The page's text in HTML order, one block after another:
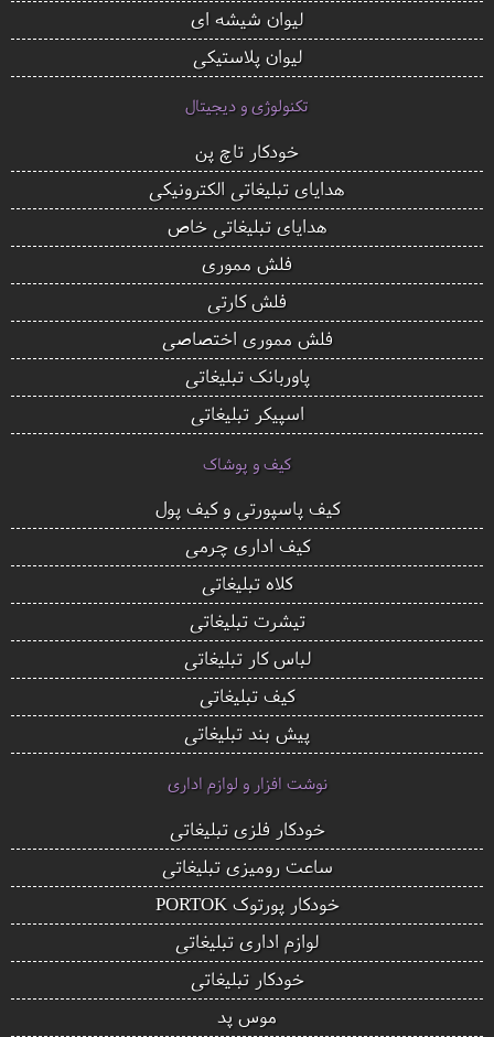
لیوان شیشه ای
لیوان پلاستیکی
تکنولوژی و دیجیتال
خودکار تاچ پن
هدایای تبلیغاتی الکترونیکی
هدایای تبلیغاتی خاص
فلش مموری
فلش کارتی
فلش مموری اختصاصی
پاوربانک تبلیغاتی
اسپیکر تبلیغاتی
کیف و پوشاک
کیف پاسپورتی و کیف پول
کیف اداری چرمی
کلاه تبلیغاتی
تیشرت تبلیغاتی
لباس کار تبلیغاتی
کیف تبلیغاتی
پیش بند تبلیغاتی
نوشت افزار و لوازم اداری
خودکار فلزی تبلیغاتی
ساعت رومیزی تبلیغاتی
خودکار پورتوک PORTOK
لوازم اداری تبلیغاتی
خودکار تبلیغاتی
موس پد